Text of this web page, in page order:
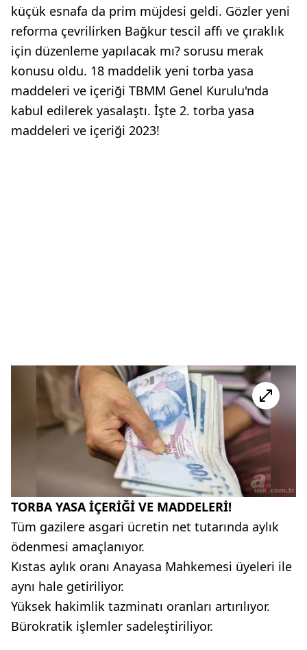
küçük esnafa da prim müjdesi geldi. Gözler yeni
reforma çevrilirken Bağkur tescil affı ve çıraklık
için düzenleme yapılacak mı? sorusu merak
konusu oldu. 18 maddelik yeni torba yasa
maddeleri ve içeriği TBMM Genel Kurulu'nda
kabul edilerek yasalaştı. İşte 2. torba yasa
maddeleri ve içeriği 2023!
TORBA YASA İÇERİĞİ VE MADDELERİ!
Tüm gazilere asgari ücretin net tutarında aylık
ödenmesi amaçlanıyor.
Kıstas aylık oranı Anayasa Mahkemesi üyeleri ile
aynı hale getiriliyor.
Yüksek hakimlik tazminatı oranları artırılıyor.
Bürokratik işlemler sadeleştiriliyor.